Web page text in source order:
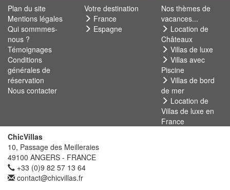
Plan du site
Mentions légales
Qui sommmes-
nous ?
Témoignages
Conditions
générales de
réservation
Nous contacter
Votre destination
France
Espagne
Nos thèmes de
vacances...
Location de
Châteaux
Villas de luxe
Villas avec
Piscine
Villas de bord
de mer
Location de
Villas de luxe en
France
ChicVillas
10, Passage des Meilleraies
49100 ANGERS - FRANCE
+33 (0)9 82 57 13 64
contact@chicvillas.fr